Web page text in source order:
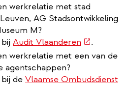
werkrelatie met stad
AG Stadsontwikkeling
M?
Audit Vlaanderen (externe
link)
.
werkrelatie met een van de
agentschappen?
de Vlaamse Ombudsdienst